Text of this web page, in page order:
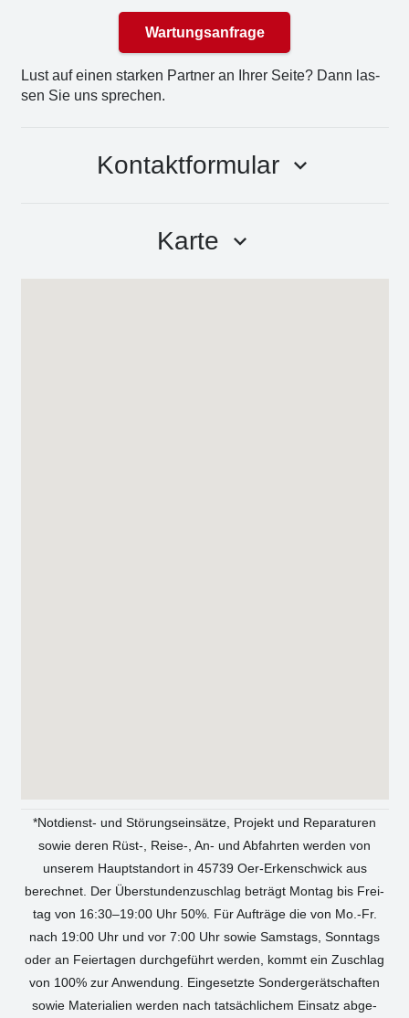
Wartungsanfrage
Lust auf einen star­ken Part­ner an Ihrer Sei­te? Dann las­
sen Sie uns spre­chen.
Kontaktformular keyboard_arrow_down
Karte keyboard_arrow_down
*Not­dienst- und Stö­rungs­ein­sät­ze, Pro­jekt und Repa­ra­tu­ren
sowie deren Rüst‑, Reise‑, An- und Abfahr­ten wer­den von
unse­rem Haupt­stand­ort in 45739 Oer-Erken­sch­wick aus
berech­net. Der Über­stun­den­zu­schlag beträgt Mon­tag bis Frei­
tag von 16:30–19:00 Uhr 50%. Für Auf­trä­ge die von Mo.-Fr.
nach 19:00 Uhr und vor 7:00 Uhr sowie Sams­tags, Sonn­tags
oder an Fei­er­ta­gen durch­ge­führt wer­den, kommt ein Zuschlag
von 100% zur Anwen­dung. Ein­ge­setz­te Son­der­ge­rät­schaf­ten
sowie Mate­ria­li­en wer­den nach tat­säch­li­chem Ein­satz abge­